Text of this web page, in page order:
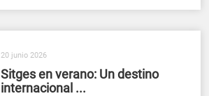
20 junio 2026
Sitges en verano: Un destino
internacional ...